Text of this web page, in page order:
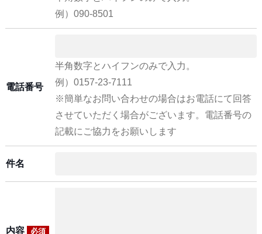
例）090-8501
電話番号
半角数字とハイフンのみで入力。
例）0157-23-7111
※簡単なお問い合わせの場合はお電話にて回答
させていただく場合がございます。電話番号の
記載にご協力をお願いします
件名
内容 必須